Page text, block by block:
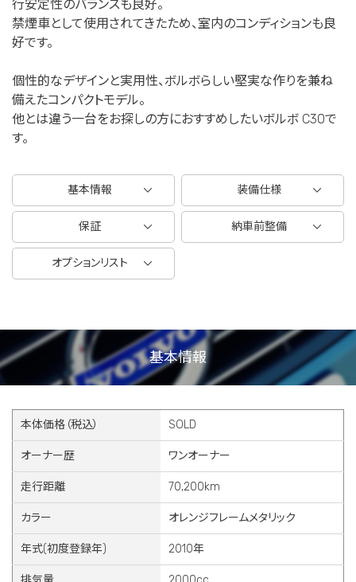
行安定性のバランスも良好。
禁煙車として使用されてきたため、室内のコンディションも良
好です。
個性的なデザインと実用性、ボルボらしい堅実な作りを兼ね
備えたコンパクトモデル。
他とは違う一台をお探しの方におすすめしたいボルボ C30で
す。
基本情報 装備仕様
保証 納車前整備
オプションリスト
基本情報
本体価格（税込） SOLD
オーナー歴 ワンオーナー
走行距離 70,200km
カラー オレンジフレームメタリック
年式(初度登録年) 2010年